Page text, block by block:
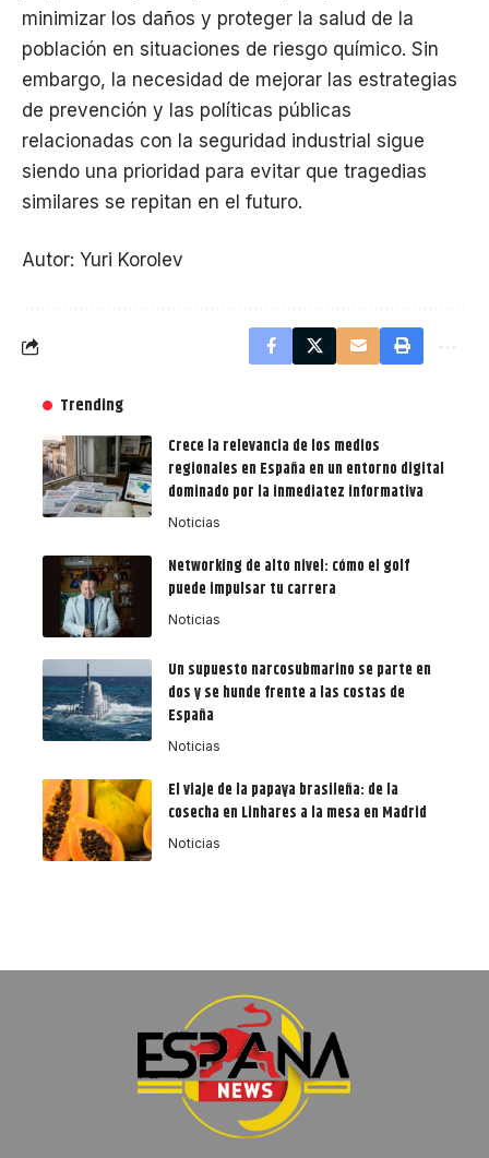
minimizar los daños y proteger la salud de la
población en situaciones de riesgo químico. Sin
embargo, la necesidad de mejorar las estrategias
de prevención y las políticas públicas
relacionadas con la seguridad industrial sigue
siendo una prioridad para evitar que tragedias
similares se repitan en el futuro.
Autor: Yuri Korolev
Trending
Crece la relevancia de los medios
regionales en España en un entorno digital
dominado por la inmediatez informativa
Noticias
Networking de alto nivel: cómo el golf
puede impulsar tu carrera
Noticias
Un supuesto narcosubmarino se parte en
dos y se hunde frente a las costas de
España
Noticias
El viaje de la papaya brasileña: de la
cosecha en Linhares a la mesa en Madrid
Noticias